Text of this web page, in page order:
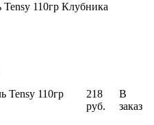
Tensy 110гр Клубника
Tensy 110гр
218
руб.
В
заказ